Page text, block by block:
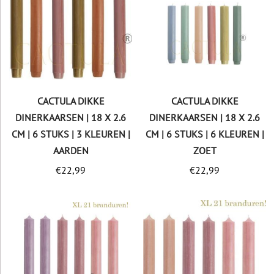
CACTULA DIKKE
DINERKAARSEN | 18 X 2.6
CM | 6 STUKS | 3 KLEUREN |
AARDEN
€22,99
CACTULA DIKKE
DINERKAARSEN | 18 X 2.6
CM | 6 STUKS | 6 KLEUREN |
ZOET
€22,99